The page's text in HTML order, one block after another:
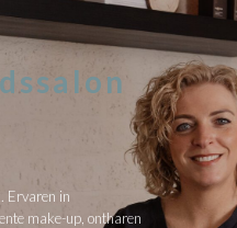
Ervaren in
make-up, ontharen